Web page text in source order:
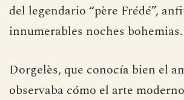
del legendario “père Frédé”,
innumerables noches bohemias.
Dorgelès, que conocía bien el
observaba cómo el arte